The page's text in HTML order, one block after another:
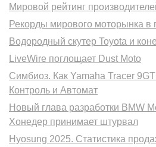
Мировой рейтинг
Рекорды мирового моторынка в
Водородный скутер Toyota и
LiveWire поглощает Dust Moto
Симбиоз. Как Yamaha Tracer
Контроль и Автомат
Новый глава разработки BMW
Хонедер принимает штурвал
Hyosung 2025. Статистика